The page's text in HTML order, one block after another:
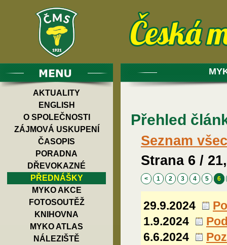
AKTUALITY
ENGLISH
O SPOLEČNOSTI
ZÁJMOVÁ USKUPENÍ
ČASOPIS
PORADNA
DŘEVOKAZNÉ
PŘEDNÁŠKY
MYKO AKCE
FOTOSOUTĚŽ
KNIHOVNA
MYKO ATLAS
NÁLEZIŠTĚ
Přehled
Seznam
Strana 6 /
< 1 2 3 4 5 6
29.9.2024
1.9.2024
6.6.2024